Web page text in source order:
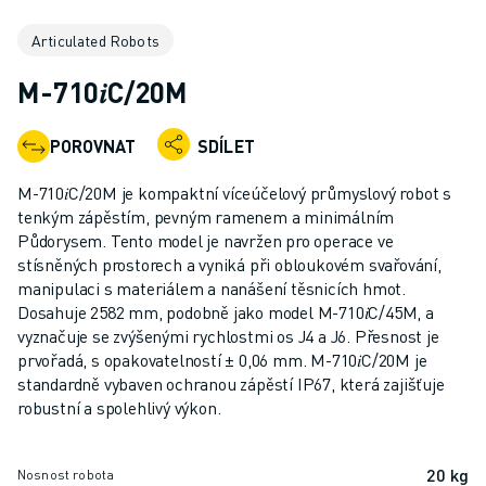
KOLABORATIVNÍ ROBOTY
ŘÍDICÍ JEDNOTKY ROBOTŮ
PŘÍSLUŠENSTVÍ ROBOTŮ
ROBOTICKÝ SOFTWARE
SIMULAČNÍ SOFTWARE
PRODUKTY PRO VZDĚLÁVACÍ ROBOTIKU
AUTOMATIZACE ROBOTŮ
ROBOTY PRO SVAŘOVÁNÍ ELEKTRICKÝM OBLOUKEM
KLOUBOVÉ ROBOTY
ŘADA ARC MATE
ŘADA M-900
DELTA ROBOTY
ROBOTY PRO POTRAVINÁŘSTVÍ A ČISTÉ PROSTORY
Articulated Robots
M-710𝑖C/20M
POROVNAT SDÍLET
M-710𝑖C/20M je kompaktní víceúčelový průmyslový robot s
tenkým zápěstím, pevným ramenem a minimálním
Půdorysem. Tento model je navržen pro operace ve
stísněných prostorech a vyniká při obloukovém svařování,
manipulaci s materiálem a nanášení těsnicích hmot.
Dosahuje 2582 mm, podobně jako model M-710𝑖C/45M, a
vyznačuje se zvýšenými rychlostmi os J4 a J6. Přesnost je
prvořadá, s opakovatelností ± 0,06 mm. M-710𝑖C/20M je
standardně vybaven ochranou zápěstí IP67, která zajišťuje
robustní a spolehlivý výkon.
Nosnost robota 20 kg